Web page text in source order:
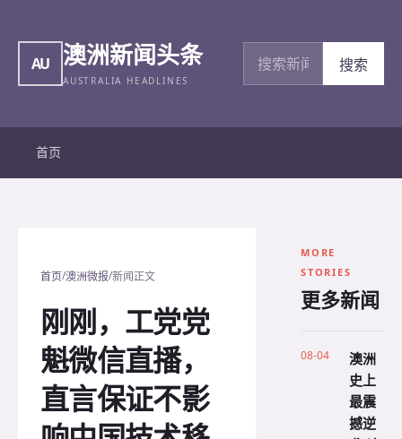
AU 澳洲新闻头条
AUSTRALIA HEADLINES
搜索新闻
搜索
首页
首页/澳洲微报/新闻正文
刚刚，工党党
魁微信直播，
直言保证不影
MORE
STORIES
更多新闻
08-04
澳洲
史上
最震
撼逆